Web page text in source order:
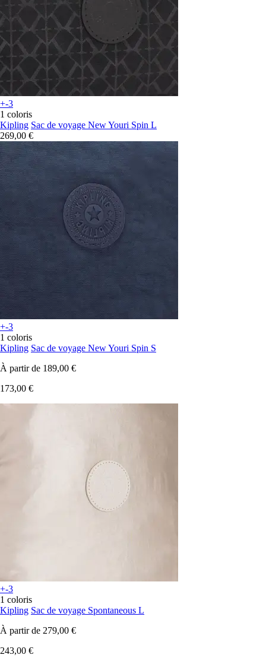
+-3
1 coloris
Kipling Sac de voyage New Youri Spin L
269,00 €
+-3
1 coloris
Kipling Sac de voyage New Youri Spin S
À partir de 189,00 €
173,00 €
+-3
1 coloris
Kipling Sac de voyage Spontaneous L
À partir de 279,00 €
243,00 €